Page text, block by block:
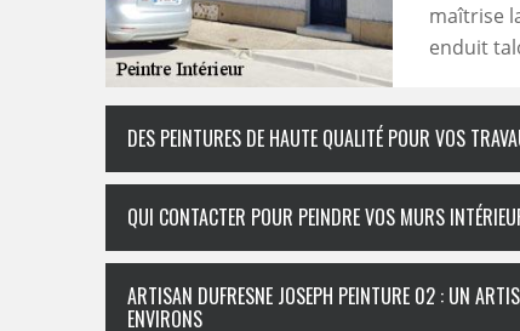
maîtrise
enduit
DES PEINTURES DE HAUTE QUALITÉ POUR VOS
QUI CONTACTER POUR PEINDRE VOS MURS
ARTISAN DUFRESNE JOSEPH PEINTURE 02 : UN
ENVIRONS